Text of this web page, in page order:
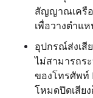
สัญญาณเครื
เพื่อวางตำแ
อุปกรณ์ส่งเ
ไม่สามารถร
ของโทรศัพท์
โหมดปิดเสีย